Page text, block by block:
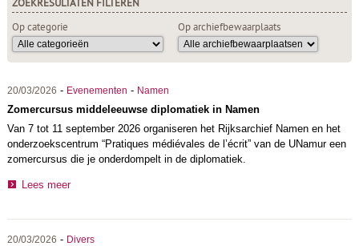
ZOEKRESULTATEN FILTEREN
Op categorie
Op archiefbewaarplaats
20/03/2026 - Evenementen - Namen
Zomercursus middeleeuwse diplomatiek in Namen
Van 7 tot 11 september 2026 organiseren het Rijksarchief Namen en het
onderzoekscentrum “Pratiques médiévales de l’écrit” van de UNamur een
zomercursus die je onderdompelt in de diplomatiek.
Lees meer
20/03/2026 - Divers